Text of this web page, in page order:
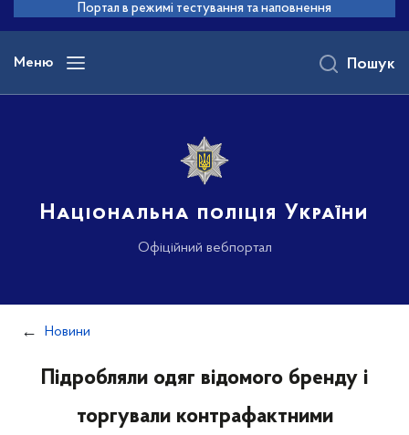
основного
вмісту
Портал в режимі тестування та наповнення
Меню
Національна поліція України
Офіційний вебпортал
Пошук
Новини
Підробляли одяг відомого бренду і
торгували контрафактними